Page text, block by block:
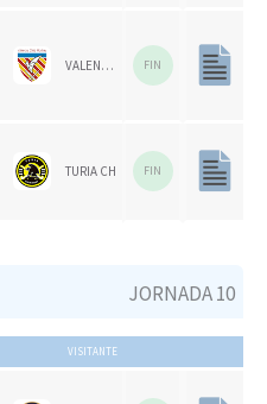
VALENCIA CH FIN
TURIA CH FIN
JORNADA 10
VISITANTE